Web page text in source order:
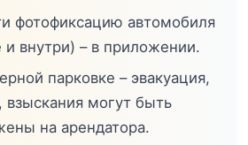
фотофиксацию автомобиля
внутри) – в приложении.
парковке – эвакуация,
могут быть
на арендатора.